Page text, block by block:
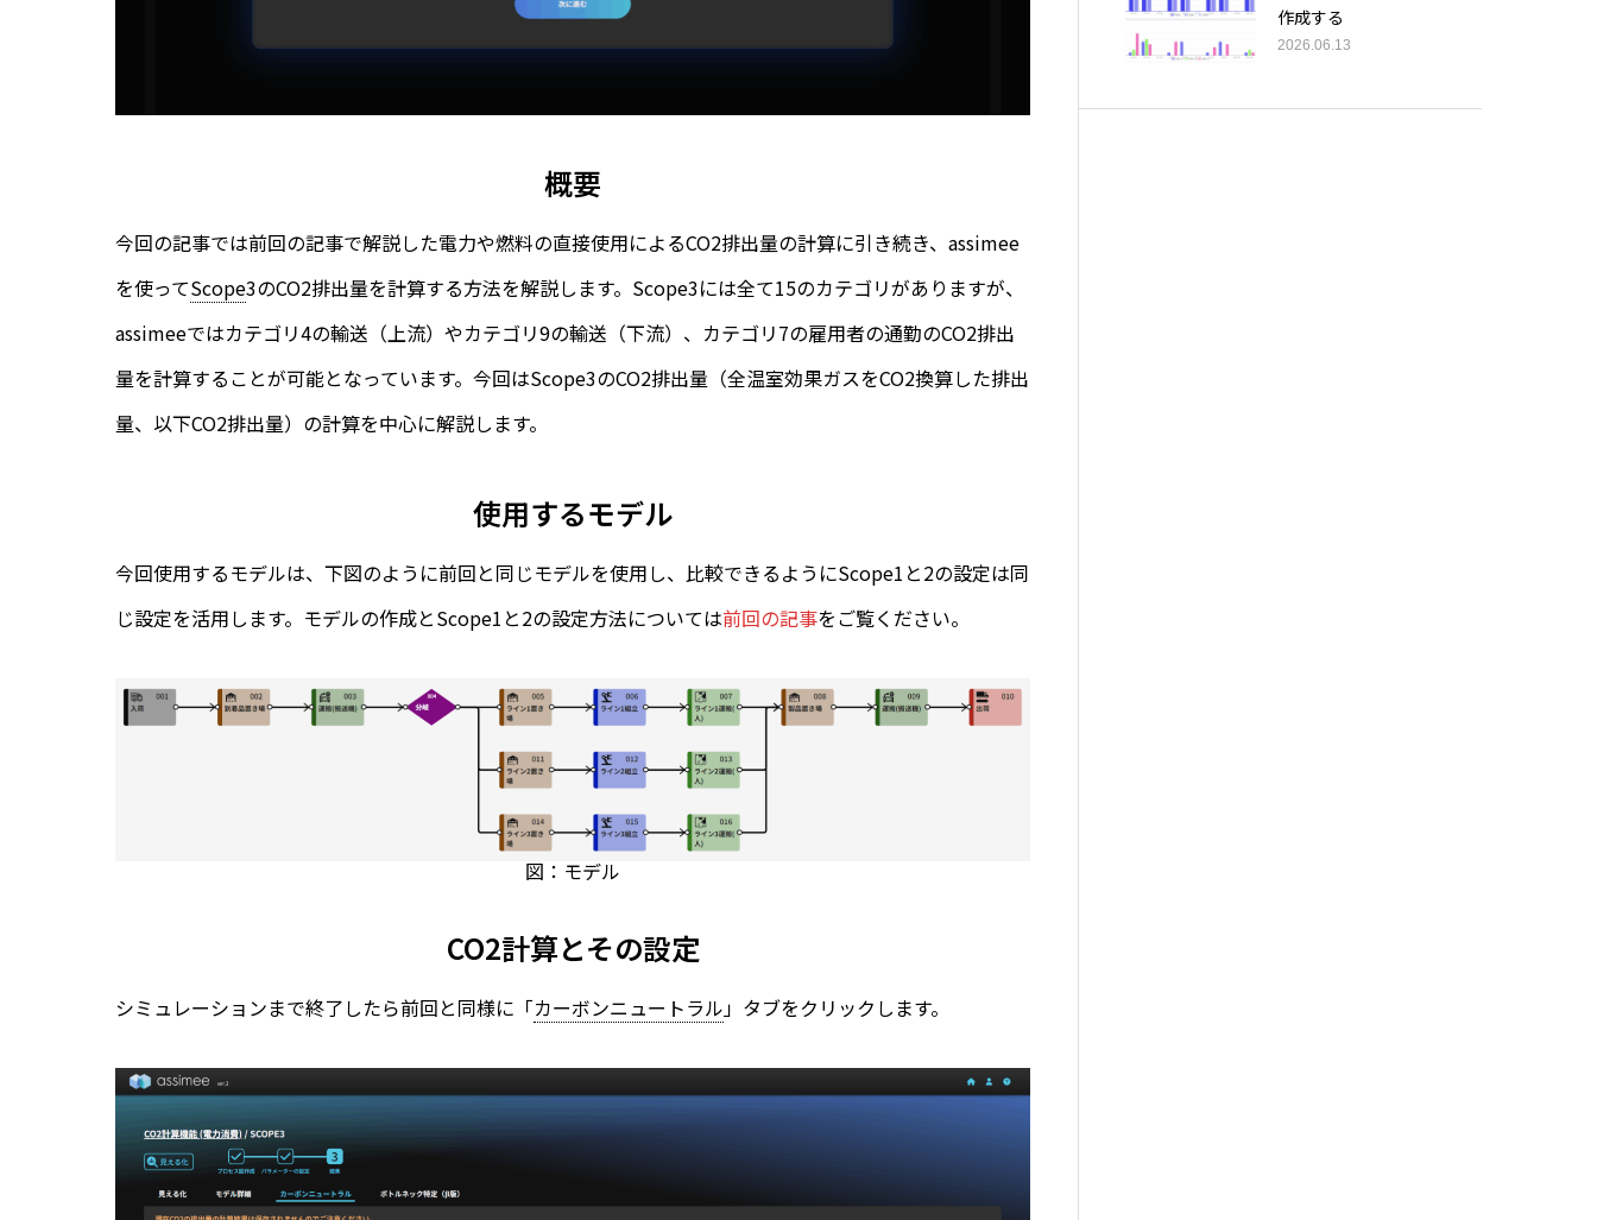
概要
今回の記事では前回の記事で解説した電力や燃料の直接使用によるCO2排出量の計算に引き続き、assimee
を使ってScope3のCO2排出量を計算する方法を解説します。Scope3には全て15のカテゴリがありますが、
assimeeではカテゴリ4の輸送（上流）やカテゴリ9の輸送（下流）、カテゴリ7の雇用者の通勤のCO2排出
量を計算することが可能となっています。今回はScope3のCO2排出量（全温室効果ガスをCO2換算した排出
量、以下CO2排出量）の計算を中心に解説します。
使用するモデル
今回使用するモデルは、下図のように前回と同じモデルを使用し、比較できるようにScope1と2の設定は同
じ設定を活用します。モデルの作成とScope1と2の設定方法については前回の記事をご覧ください。
図：モデル
CO2計算とその設定
シミュレーションまで終了したら前回と同様に「カーボンニュートラル」タブをクリックします。
作成する
2026.06.13